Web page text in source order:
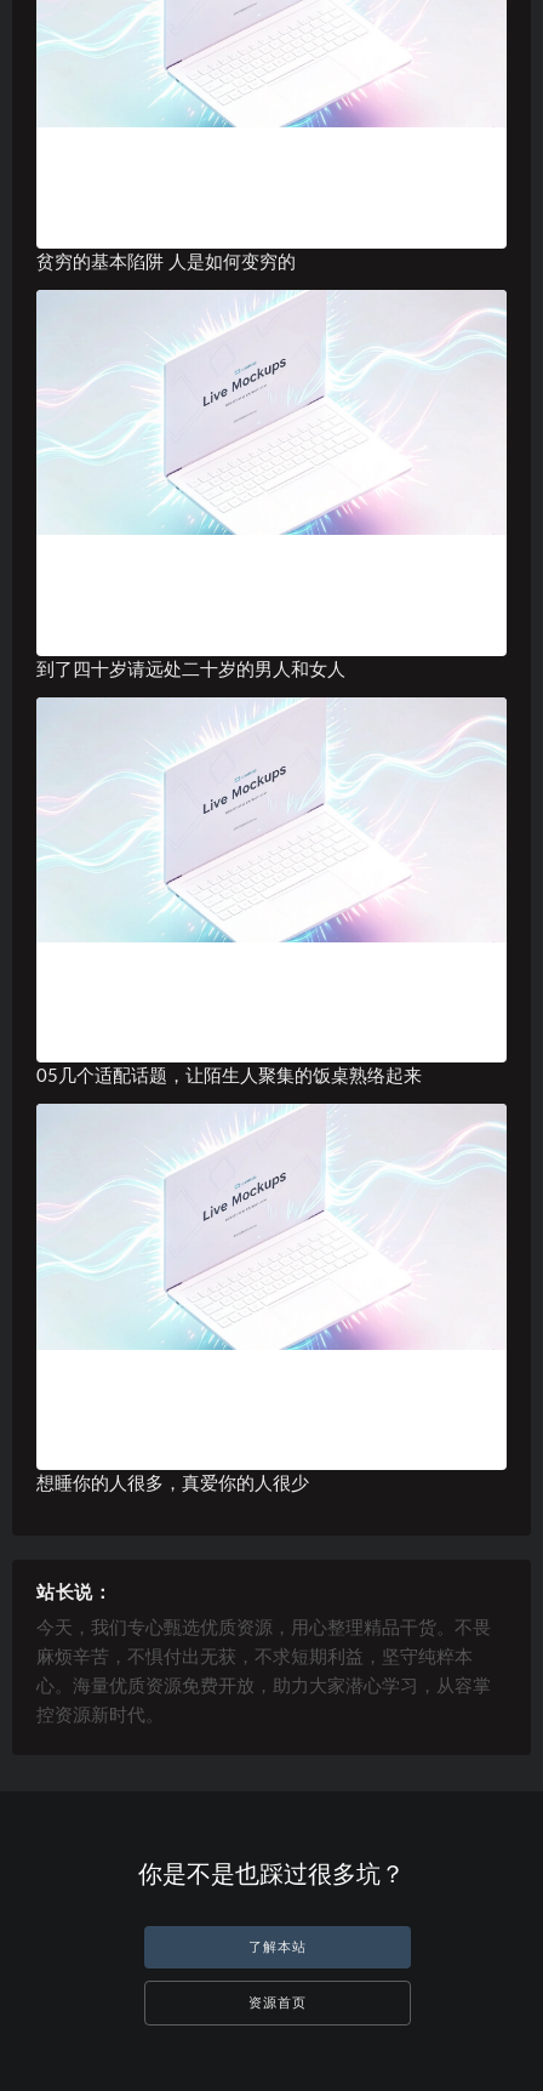
贫穷的基本陷阱 人是如何变穷的
到了四十岁请远处二十岁的男人和女人
05几个适配话题，让陌生人聚集的饭桌熟络起来
想睡你的人很多，真爱你的人很少
站长说：
今天，我们专心甄选优质资源，用心整理精品干货。不畏
麻烦辛苦，不惧付出无获，不求短期利益，坚守纯粹本
心。海量优质资源免费开放，助力大家潜心学习，从容掌
控资源新时代。
你是不是也踩过很多坑？
了解本站
资源首页